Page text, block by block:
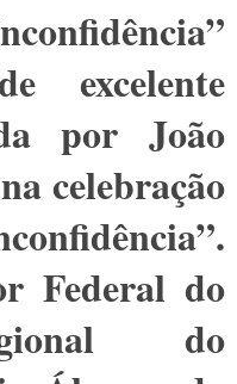
por João
celebração
Federal do
do